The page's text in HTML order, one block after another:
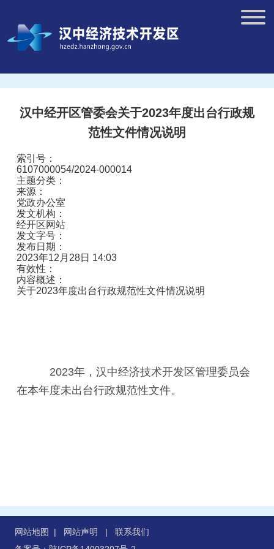
汉中经开区管委会关于2023年度出台行政规
范性文件情况说明
索引号：
6107000054/2024-000014
主题分类：
来源：
党政办公室
发文机构：
经开区网站
发文字号：
发布日期：
2023年12月28日 14:03
有效性：
内容概述：
关于2023年度出台行政规范性文件情况说明
2023年，汉中经济技术开发区管理委员会
在本年度未出台行政规范性文件。
网站地图 | 网站声明 | 联系我们